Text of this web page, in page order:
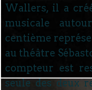
Wallers, il a
musicale
centième
au théâtre
compteur est
seule des deux